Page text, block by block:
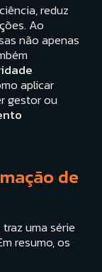
reduz
Ao
não apenas
aplicar
gestor ou
de
traz uma série
resumo, os